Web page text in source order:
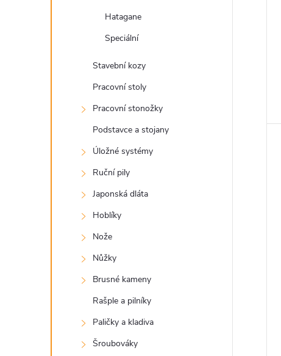
Hatagane
Speciální
Stavební kozy
Pracovní stoly
Pracovní stonožky
Podstavce a stojany
Úložné systémy
Ruční pily
Japonská dláta
Hoblíky
Nože
Nůžky
Brusné kameny
Rašple a pilníky
Paličky a kladiva
Šroubováky
t